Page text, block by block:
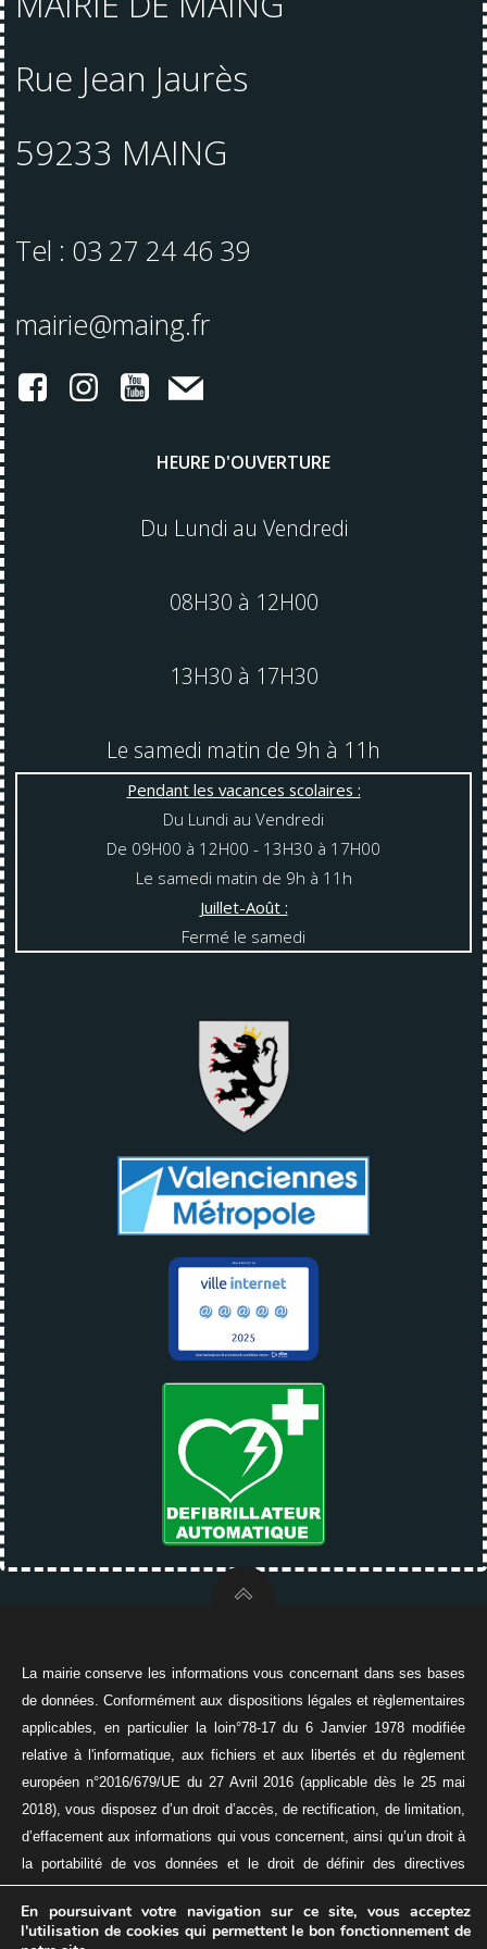
Rue Jean Jaurès
59233 MAING
Tel : 03 27 24 46 39
mairie@maing.fr
HEURE D'OUVERTURE
Du Lundi au Vendredi
08H30 à 12H00
13H30 à 17H30
Le samedi matin de 9h à 11h
Pendant les vacances scolaires :
Du Lundi au Vendredi
De 09H00 à 12H00 - 13H30 à 17H00
Le samedi matin de 9h à 11h
Juillet-Août :
Fermé le samedi
La mairie conserve les informations vous concernant dans ses bases
de données. Conformément aux dispositions légales et règlementaires
applicables, en particulier la loin°78-17 du 6 Janvier 1978 modifiée
relative à l'informatique, aux fichiers et aux libertés et du règlement
européen n°2016/679/UE du 27 Avril 2016 (applicable dès le 25 mai
2018), vous disposez d’un droit d’accès, de rectification, de limitation,
d’effacement aux informations qui vous concernent, ainsi qu’un droit à
la portabilité de vos données et le droit de définir des directives
relatives à la conservation, à l’effacement, et à la communication de
vos données à caractère personnel après votre décès.
© 2026 VILLE DE MAING
En poursuivant votre navigation sur ce site, vous acceptez
l'utilisation de cookies qui permettent le bon fonctionnement de